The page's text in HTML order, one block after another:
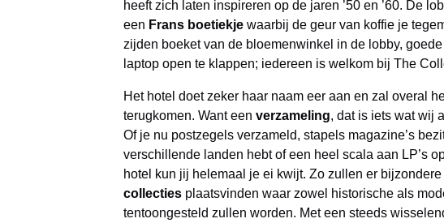
heeft zich laten inspireren op de jaren ’50 en ’60. De
een Frans boetiekje waarbij de geur van koffie je
zijden boeket van de bloemenwinkel in de lobby,
laptop open te klappen; iedereen is welkom bij The
Het hotel doet zeker haar naam eer aan en zal overal
terugkomen. Want een verzameling, dat is iets wat wij
Of je nu postzegels verzameld, stapels magazine’s
verschillende landen hebt of een heel scala aan LP’s
hotel kun jij helemaal je ei kwijt. Zo zullen er bijzondere
collecties plaatsvinden waar zowel historische als
tentoongesteld zullen worden. Met een steeds